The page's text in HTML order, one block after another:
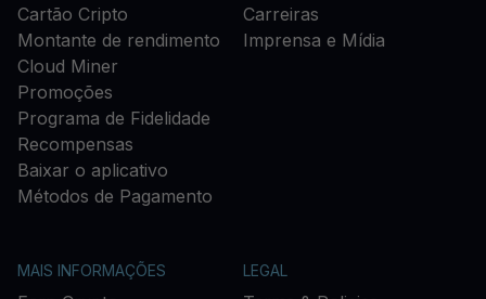
Cartão Cripto
Montante de rendimento
Cloud Miner
Promoções
Programa de Fidelidade
Recompensas
Baixar o aplicativo
Métodos de Pagamento
Carreiras
Imprensa e Mídia
MAIS INFORMAÇÕES LEGAL